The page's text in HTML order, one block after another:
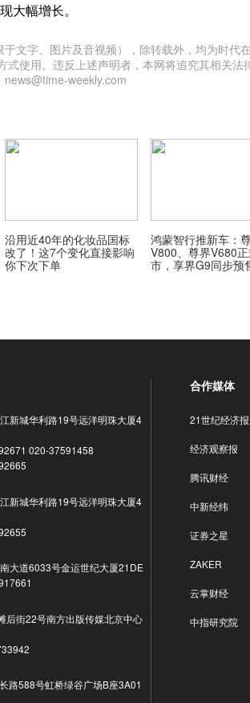
大幅增长。
文字、图片及音视频），除转载外，均为时代
式使用。违反上述声明者，本网将追究其相关
weekly.com
沿用近40年的化妆品国标
改了！这7个变化直接影响
你下次下单
鸿蒙智行推新车：
V800、尊界V680
市，享界G9同步预
新城华利路19号远洋明珠大厦4
020-37591458
新城华利路19号远洋明珠大厦4
大道6033号金运世纪大厦21DE
后街22号南方出版传媒北京中心
路588号虹桥绿谷广场B座3A01
合作媒体
21世纪经济
经济观察报
腾讯财经
中新经纬
证券之星
ZAKER
云掌财经
中指研究院